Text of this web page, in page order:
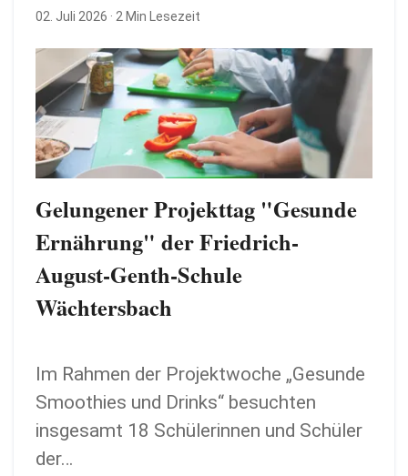
02. Juli 2026 · 2 Min Lesezeit
Gelungener Projekttag "Gesunde
Ernährung" der Friedrich-
August-Genth-Schule
Wächtersbach
Im Rahmen der Projektwoche „Gesunde
Smoothies und Drinks“ besuchten
insgesamt 18 Schülerinnen und Schüler
der…